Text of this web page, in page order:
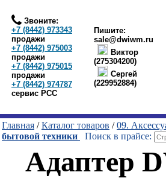
Звоните:
+7 (8442) 973343
продажи
+7 (8442) 975003
продажи
+7 (8442) 975015
продажи
+7 (8442) 974787
сервис РСС
Пишите:
sale@dwiwm.ru
Виктор
(275304200)
Сергей
(229952884)
Главная /Каталог товаров /09.
бытовой техники
Поиск в прайсе:
Адаптер